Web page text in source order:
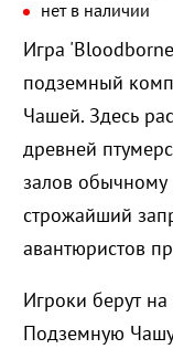
нет в наличии
Игра
подземный
Чашей. Здесь
древней
залов обычному
строжайший
авантюристов
Игроки берут
Подземную